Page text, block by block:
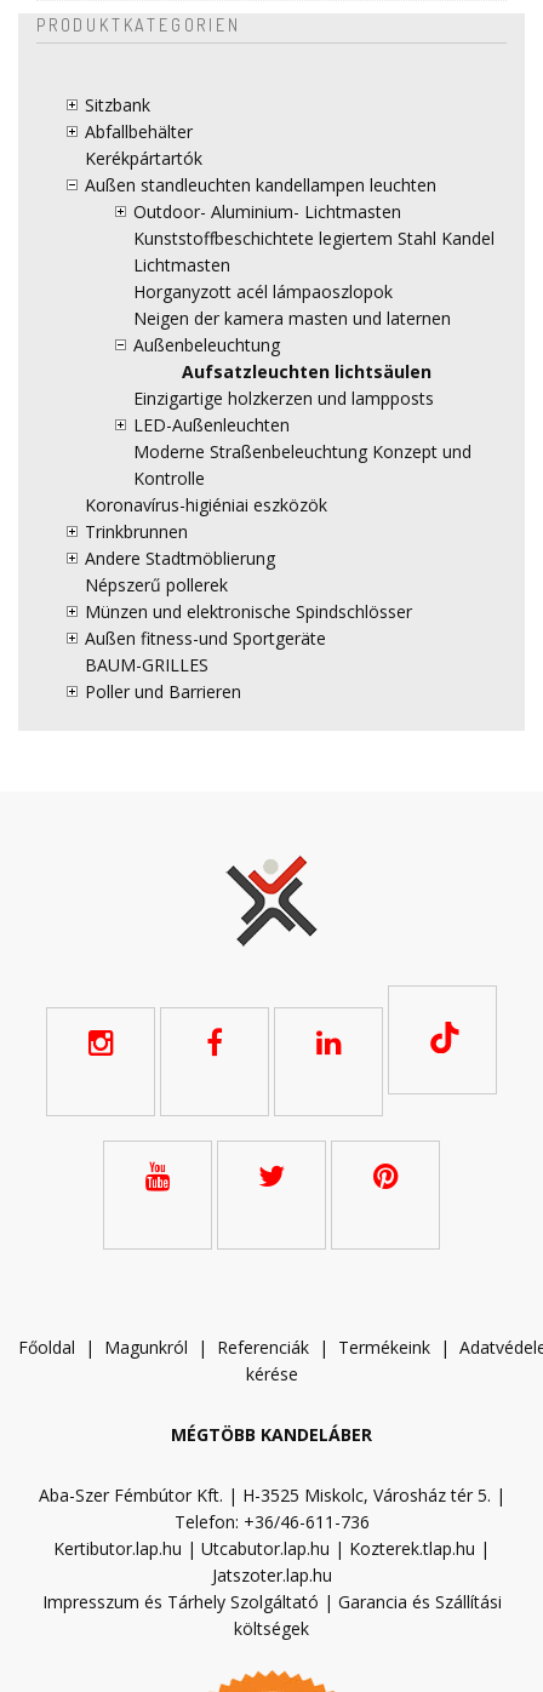
PRODUKTKATEGORIEN
Sitzbank
Abfallbehälter
Kerékpártartók
Außen standleuchten kandellampen leuchten
Outdoor- Aluminium- Lichtmasten
Kunststoffbeschichtete legiertem Stahl Kandel
Lichtmasten
Horganyzott acél lámpaoszlopok
Neigen der kamera masten und laternen
Außenbeleuchtung
Aufsatzleuchten lichtsäulen
Einzigartige holzkerzen und lampposts
LED-Außenleuchten
Moderne Straßenbeleuchtung Konzept und
Kontrolle
Koronavírus-higiéniai eszközök
Trinkbrunnen
Andere Stadtmöblierung
Népszerű pollerek
Münzen und elektronische Spindschlösser
Außen fitness-und Sportgeräte
BAUM-GRILLES
Poller und Barrieren
Főoldal | Magunkról | Referenciák | Termékeink | A
kérése
MÉGTÖBB KANDELÁBER
Aba-Szer Fémbútor Kft. | H-3525 Miskolc, Városház tér 5. |
Telefon: +36/46-611-736
Kertibutor.lap.hu | Utcabutor.lap.hu | Kozterek.tlap.hu |
Jatszoter.lap.hu
Impresszum és Tárhely Szolgáltató | Garancia és Szállítási
költségek